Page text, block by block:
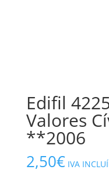
Edifil
Valores
**2006
2,50€ IVA